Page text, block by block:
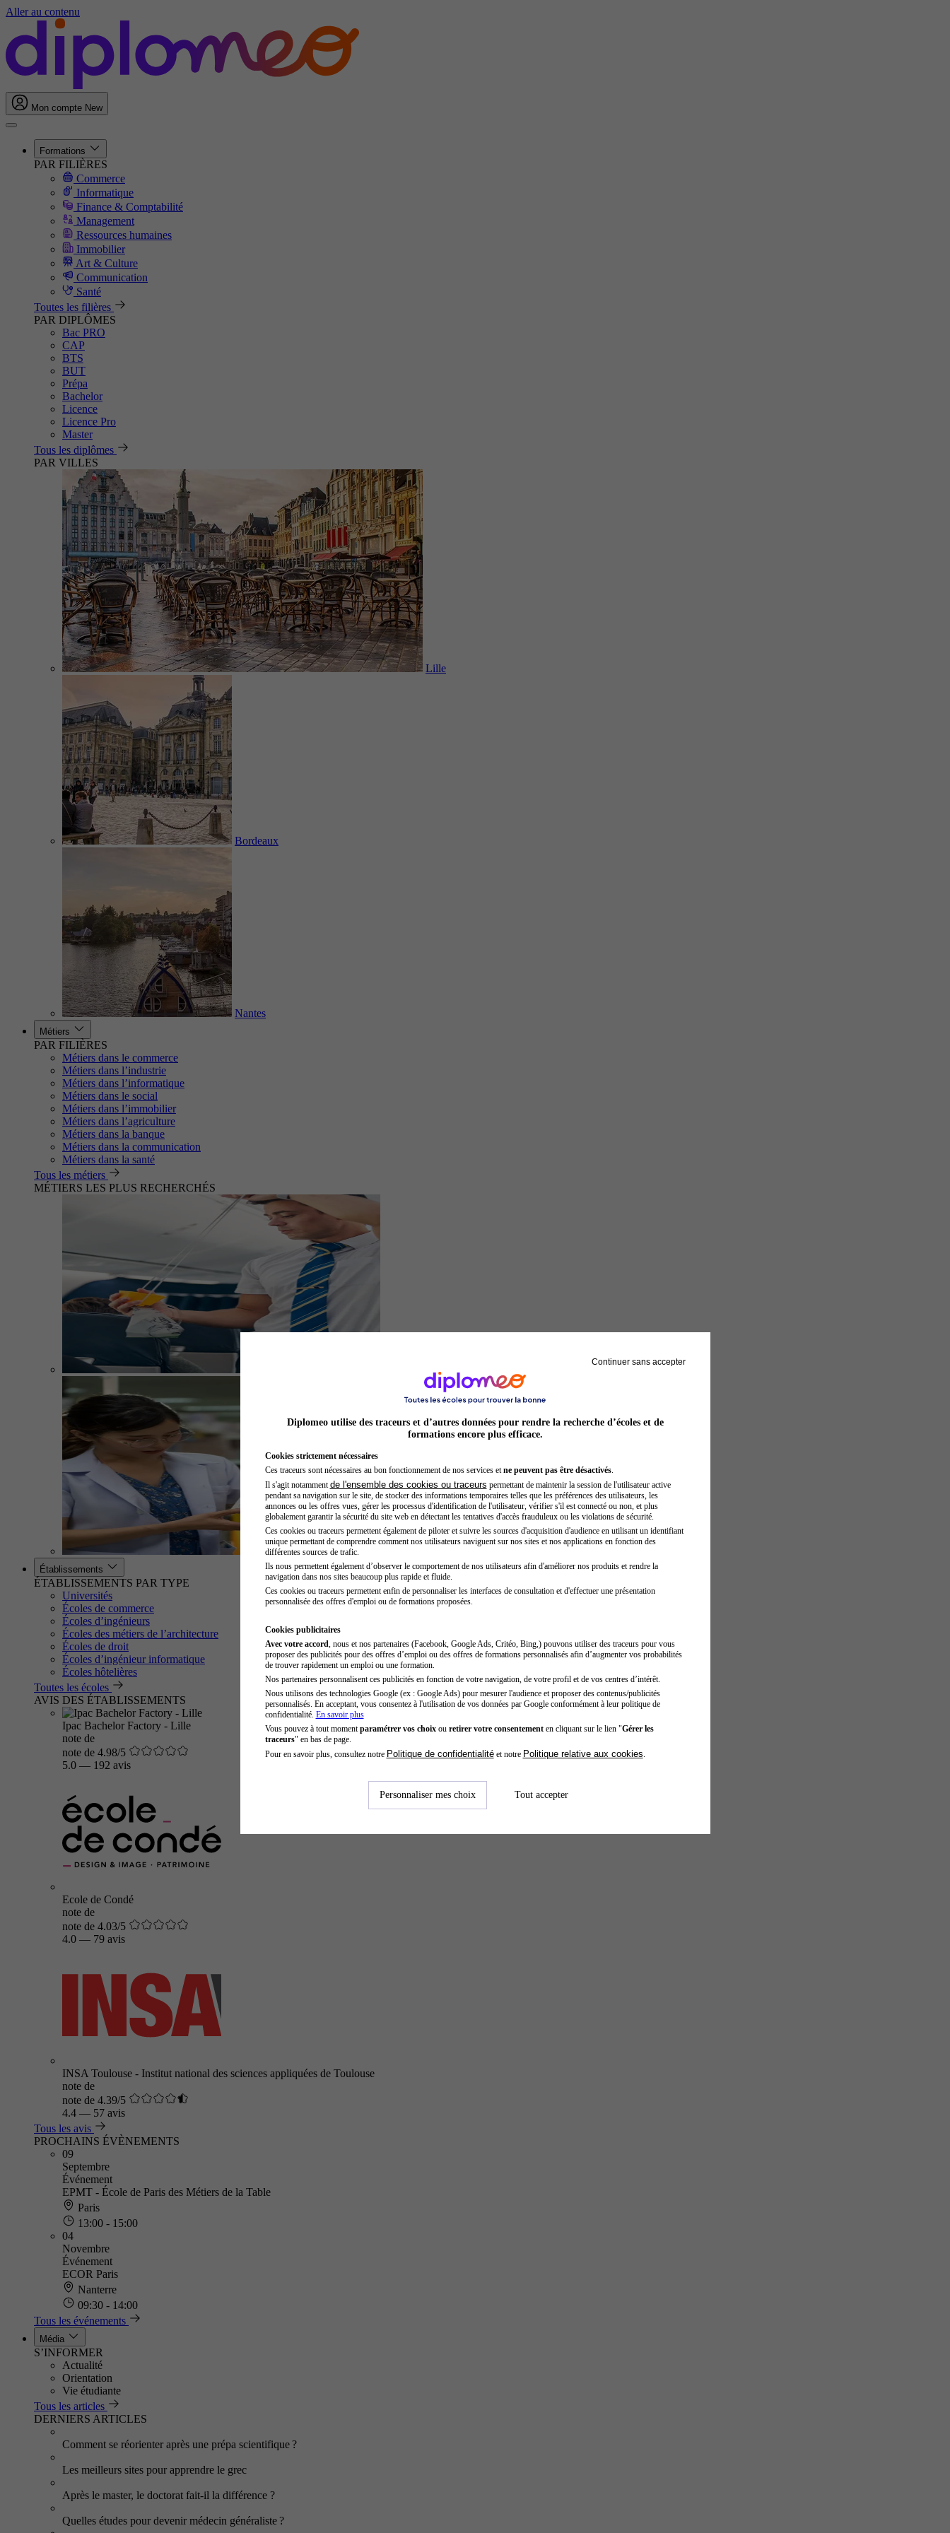
Aller au contenu
Mon compte New
Formations
PAR FILIÈRES
Commerce
Informatique
Finance & Comptabilité
Management
Ressources humaines
Immobilier
Art & Culture
Communication
Santé
Toutes les filières
PAR DIPLÔMES
Bac PRO
CAP
BTS
BUT
Prépa
Bachelor
Licence
Licence Pro
Master
Tous les diplômes
PAR VILLES
Lille
Bordeaux
Nantes
Métiers
PAR FILIÈRES
Métiers dans le commerce
Métiers dans l’industrie
Métiers dans l’informatique
Métiers dans le social
Métiers dans l’immobilier
Métiers dans l’agriculture
Métiers dans la banque
Métiers dans la communication
Métiers dans la santé
Tous les métiers
MÉTIERS LES PLUS RECHERCHÉS
Hôtesse de l'air steward
Établissements
ÉTABLISSEMENTS PAR TYPE
Universités
Écoles de commerce
Écoles d’ingénieurs
Écoles des métiers de l’architecture
Écoles de droit
Écoles d’ingénieur informatique
Écoles hôtelières
Toutes les écoles
AVIS DES ÉTABLISSEMENTS
Ipac Bachelor Factory - Lille
note de
note de 4.98/5
5.0 — 192 avis
Ecole de Condé
note de
note de 4.03/5
4.0 — 79 avis
INSA Toulouse - Institut national des sciences appliquées de Toulouse
note de
note de 4.39/5
4.4 — 57 avis
Tous les avis
PROCHAINS ÉVÈNEMENTS
09
Septembre
Événement
EPMT - École de Paris des Métiers de la Table
Paris
13:00 - 15:00
04
Novembre
Événement
ECOR Paris
Nanterre
09:30 - 14:00
Tous les événements
Média
S’INFORMER
Actualité
Orientation
Vie étudiante
Tous les articles
DERNIERS ARTICLES
Comment se réorienter après une prépa scientifique ?
Les meilleurs sites pour apprendre le grec
Après le master, le doctorat fait-il la différence ?
Quelles études pour devenir médecin généraliste ?
Continuer sans accepter
Diplomeo utilise des traceurs et d’autres données pour rendre la recherche d’écoles et de
formations encore plus efficace.
Cookies strictement nécessaires
Ces traceurs sont nécessaires au bon fonctionnement de nos services et ne peuvent pas être désactivés.
Il s'agit notamment de l'ensemble des cookies ou traceurs permettant de maintenir la session de l'utilisateur active
pendant sa navigation sur le site, de stocker des informations temporaires telles que les préférences des utilisateurs, les
annonces ou les offres vues, gérer les processus d'identification de l'utilisateur, vérifier s'il est connecté ou non, et plus
globalement garantir la sécurité du site web en détectant les tentatives d'accès frauduleux ou les violations de sécurité.
Ces cookies ou traceurs permettent également de piloter et suivre les sources d'acquisition d'audience en utilisant un identifiant
unique permettant de comprendre comment nos utilisateurs naviguent sur nos sites et nos applications en fonction des
différentes sources de trafic.
Ils nous permettent également d’observer le comportement de nos utilisateurs afin d'améliorer nos produits et rendre la
navigation dans nos sites beaucoup plus rapide et fluide.
Ces cookies ou traceurs permettent enfin de personnaliser les interfaces de consultation et d'effectuer une présentation
personnalisée des offres d'emploi ou de formations proposées.
Cookies publicitaires
Avec votre accord , nous et nos partenaires (Facebook, Google Ads, Critéo, Bing,) pouvons utiliser des traceurs pour vous
proposer des publicités pour des offres d’emploi ou des offres de formations personnalisés afin d’augmenter vos probabilités
de trouver rapidement un emploi ou une formation.
Nos partenaires personnalisent ces publicités en fonction de votre navigation, de votre profil et de vos centres d’intérêt.
Nous utilisons des technologies Google (ex : Google Ads) pour mesurer l'audience et proposer des contenus/publicités
personnalisés. En acceptant, vous consentez à l'utilisation de vos données par Google conformément à leur politique de
confidentialité. En savoir plus
Vous pouvez à tout moment paramétrer vos choixou retirer votre consentementen cliquant sur le lien "Gérer les
traceurs" en bas de page.
Pour en savoir plus, consultez notre Politique de confidentialitéet notre Politique relative aux cookies
Personnaliser mes choix Tout accepter